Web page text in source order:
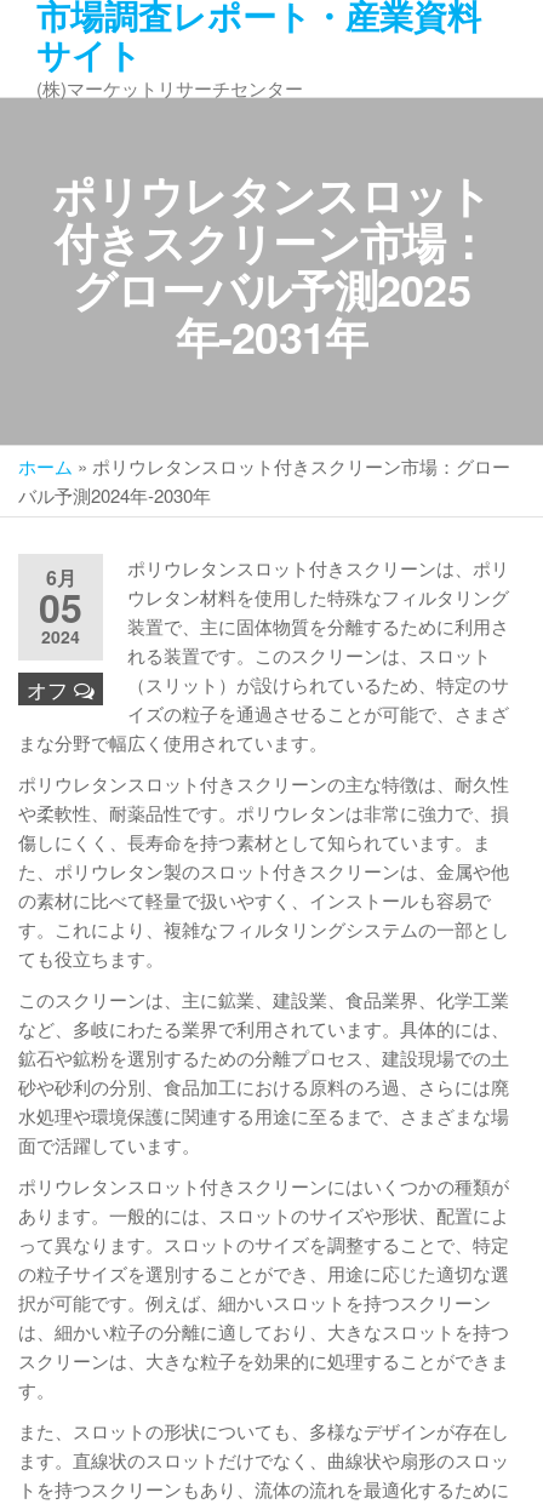
ン
市場調査レポート・産業資料
サイト
(株)マーケットリサーチセンター
ポリウレタンスロット
付きスクリーン市場：
グローバル予測2025
年-2031年
ホーム » ポリウレタンスロット付きスクリーン市場：グロー
バル予測2024年-2030年
6月
05
2024
オフ
ポリウレタンスロット付きスクリーンは、ポリ
ウレタン材料を使用した特殊なフィルタリング
装置で、主に固体物質を分離するために利用さ
れる装置です。このスクリーンは、スロット
（スリット）が設けられているため、特定のサ
イズの粒子を通過させることが可能で、さまざ
まな分野で幅広く使用されています。
ポリウレタンスロット付きスクリーンの主な特徴は、耐久性
や柔軟性、耐薬品性です。ポリウレタンは非常に強力で、損
傷しにくく、長寿命を持つ素材として知られています。ま
た、ポリウレタン製のスロット付きスクリーンは、金属や他
の素材に比べて軽量で扱いやすく、インストールも容易で
す。これにより、複雑なフィルタリングシステムの一部とし
ても役立ちます。
このスクリーンは、主に鉱業、建設業、食品業界、化学工業
など、多岐にわたる業界で利用されています。具体的には、
鉱石や鉱粉を選別するための分離プロセス、建設現場での土
砂や砂利の分別、食品加工における原料のろ過、さらには廃
水処理や環境保護に関連する用途に至るまで、さまざまな場
面で活躍しています。
ポリウレタンスロット付きスクリーンにはいくつかの種類が
あります。一般的には、スロットのサイズや形状、配置によ
って異なります。スロットのサイズを調整することで、特定
の粒子サイズを選別することができ、用途に応じた適切な選
択が可能です。例えば、細かいスロットを持つスクリーン
は、細かい粒子の分離に適しており、大きなスロットを持つ
スクリーンは、大きな粒子を効果的に処理することができま
す。
また、スロットの形状についても、多様なデザインが存在し
ます。直線状のスロットだけでなく、曲線状や扇形のスロッ
トを持つスクリーンもあり、流体の流れを最適化するために